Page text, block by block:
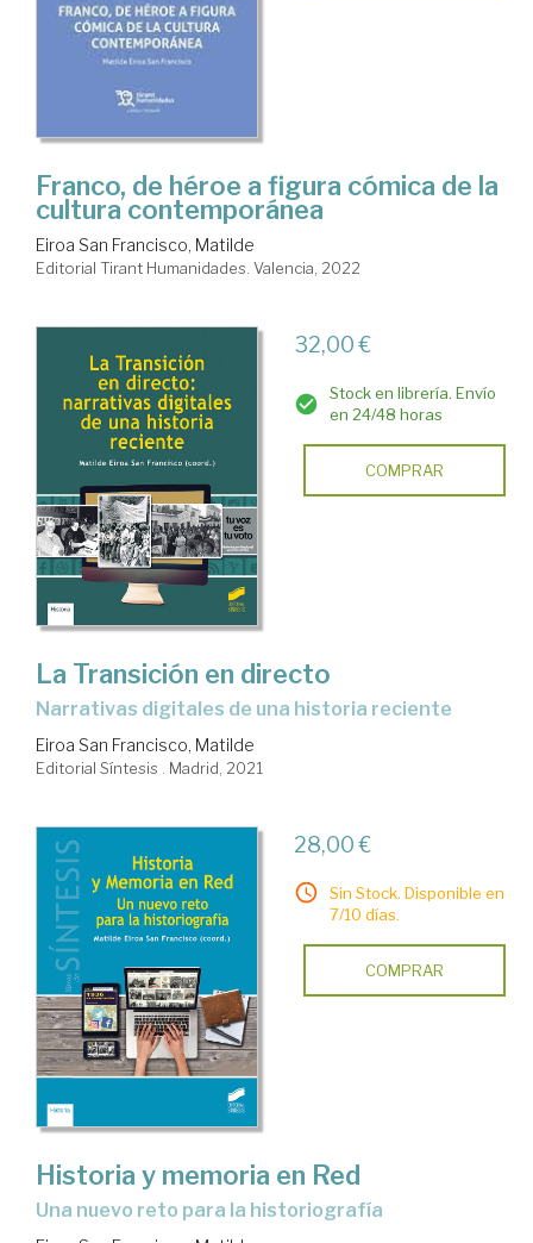
Franco, de héroe a figura cómica de la
cultura contemporánea
Eiroa San Francisco, Matilde
Editorial Tirant Humanidades. Valencia, 2022
32,00 €
Stock en librería. Envío
en 24/48 horas
COMPRAR
La Transición en directo
narrativas digitales de una historia reciente
Eiroa San Francisco, Matilde
Editorial Síntesis . Madrid, 2021
28,00 €
Sin Stock. Disponible en
7/10 días.
COMPRAR
Historia y memoria en Red
una nuevo reto para la historiografía